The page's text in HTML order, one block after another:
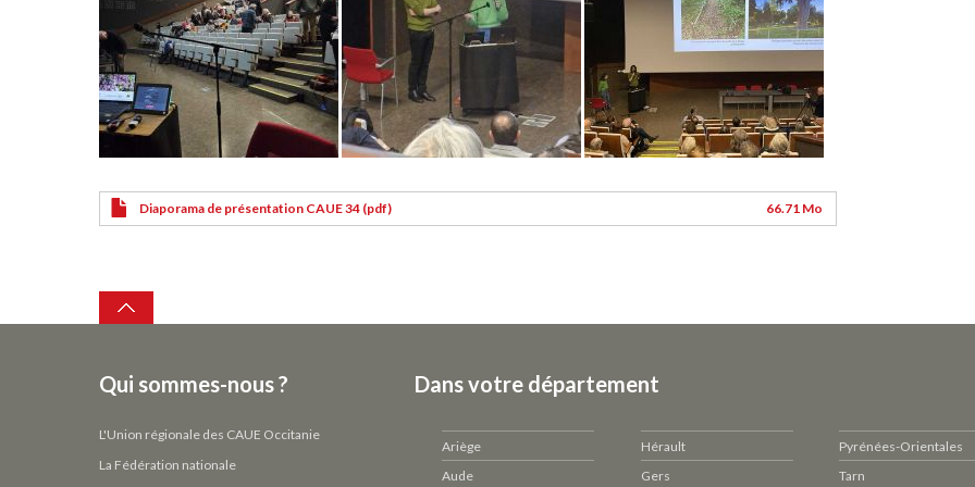
Diaporama de présentation CAUE 34 (pdf) 66.71 Mo
Top
Qui sommes-nous ?
L'Union régionale des CAUE Occitanie
La Fédération nationale
Dans votre département
Ariège
Aude
Hérault
Gers
Pyrénées-Orientales
Tarn